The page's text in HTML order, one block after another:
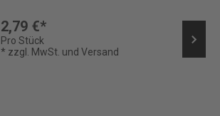
2,79 €*
Pro Stück
* zzgl. MwSt. und Versand